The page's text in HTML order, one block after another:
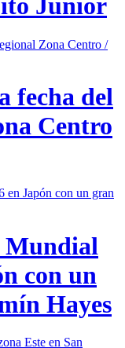
fecha del
Centro
Mundial
con un
Hayes